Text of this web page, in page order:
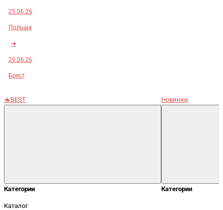
25.06.26
Польша
➜
29.06.26
Брест
🔥BEST
Категории
Новинки
Категории
Каталог